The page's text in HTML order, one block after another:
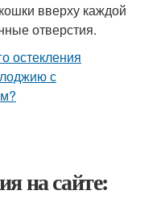
вверху каждой
отверстия.
на сайте: